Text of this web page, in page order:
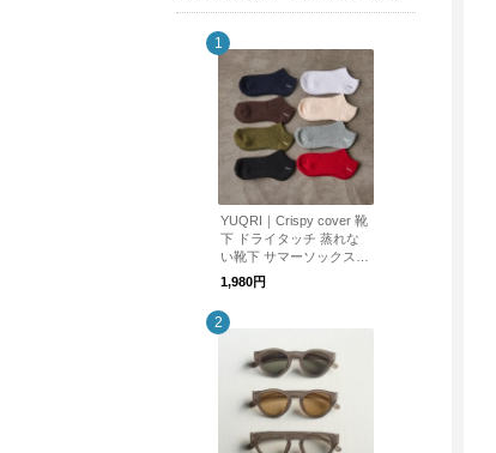
YUQRI｜Crispy cover 靴
下 ドライタッチ 蒸れな
い靴下 サマーソックス
リラックス 消臭効果 機
能性 ハイスペック【母の
日】
1,980円